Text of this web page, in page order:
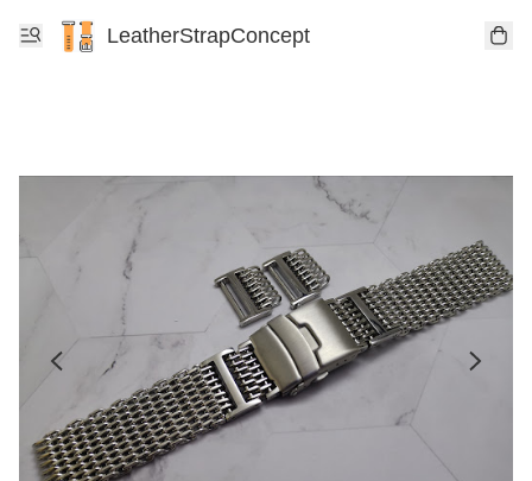
LeatherStrapConcept